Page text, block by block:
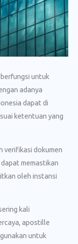
untuk
adanya
dapat di
ketentuan yang
verifikasi dokumen
memastikan
oleh instansi
kali
apostille
untuk